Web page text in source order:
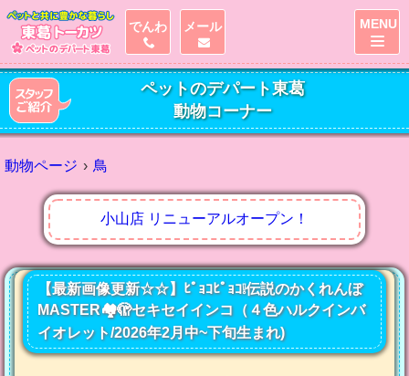
ペットのデパート東葛
動物コーナー
動物ページ 鳥
小山店 リニューアルオープン！
【最新画像更新☆☆】ﾋﾟｮｺﾋﾟｮｺ❕伝説のかくれんぼ
MASTER🏘️🫣セキセイインコ（４色ハルクインバ
イオレット/2026年2月中~下旬生まれ)
でんわ メール MENU